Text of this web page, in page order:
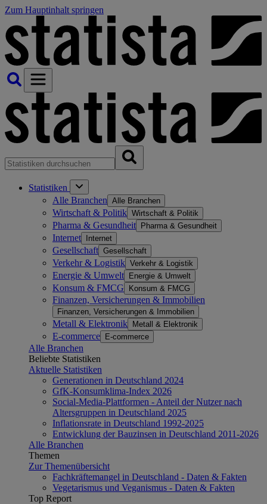
Zum Hauptinhalt springen
Statistiken
Alle Branchen Alle Branchen
Wirtschaft & Politik Wirtschaft & Politik
Pharma & Gesundheit Pharma & Gesundheit
Internet Internet
Gesellschaft Gesellschaft
Verkehr & Logistik Verkehr & Logistik
Energie & Umwelt Energie & Umwelt
Konsum & FMCG Konsum & FMCG
Finanzen, Versicherungen & Immobilien
Finanzen, Versicherungen & Immobilien
Metall & Elektronik Metall & Elektronik
E-commerce E-commerce
Alle Branchen
Beliebte Statistiken
Aktuelle Statistiken
Generationen in Deutschland 2024
GfK-Konsumklima-Index 2026
Social-Media-Plattformen - Anteil der Nutzer nach
Altersgruppen in Deutschland 2025
Inflationsrate in Deutschland 1992-2025
Entwicklung der Bauzinsen in Deutschland 2011-2026
Alle Branchen
Themen
Zur Themenübersicht
Fachkräftemangel in Deutschland - Daten & Fakten
Vegetarismus und Veganismus - Daten & Fakten
Top Report